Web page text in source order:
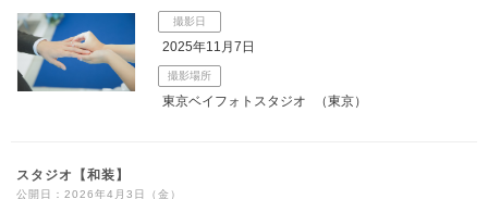
撮影日
2025年11月7日
撮影場所
東京ベイフォトスタジオ （東京）
スタジオ【和装】
公開日：2026年4月3日（金）